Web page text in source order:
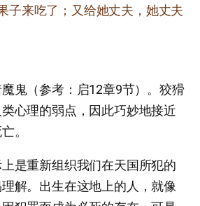
子来吃了；又给她丈夫，她丈夫
鬼（参考：启12章9节）。狡猾
心理的弱点，因此巧妙地接近
。
是重新组织我们在天国所犯的
解。出生在这地上的人，就像